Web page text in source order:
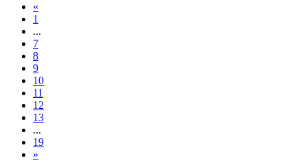
«
1
...
7
8
9
10
11
12
13
...
19
»